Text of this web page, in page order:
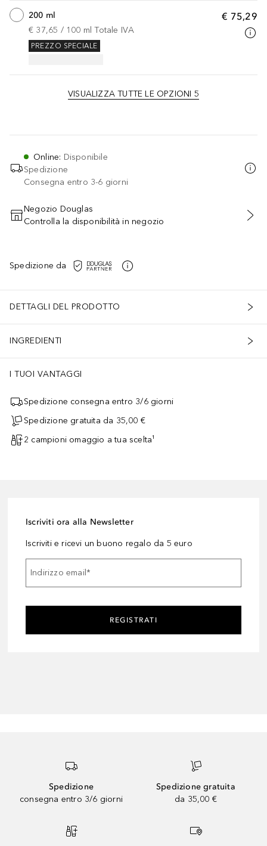
€ 75,29
200 ml
€ 37,65 / 100 ml Totale IVA
PREZZO SPECIALE
VISUALIZZA TUTTE LE OPZIONI 5
Online: Disponibile
Spedizione
Consegna entro 3-6 giorni
AGGIUNGI AL CARRELLO
Negozio Douglas
Controlla la disponibilità in negozio
Spedizione da
DETTAGLI DEL PRODOTTO
INGREDIENTI
I TUOI VANTAGGI
Spedizione consegna entro 3/6 giorni
Spedizione gratuita da 35,00 €
2 campioni omaggio a tua scelta¹
Iscriviti ora alla Newsletter
Iscriviti e ricevi un buono regalo da 5 euro
Indirizzo email*
REGISTRATI
Spedizione
consegna entro 3/6 giorni
Spedizione gratuita
da 35,00 €